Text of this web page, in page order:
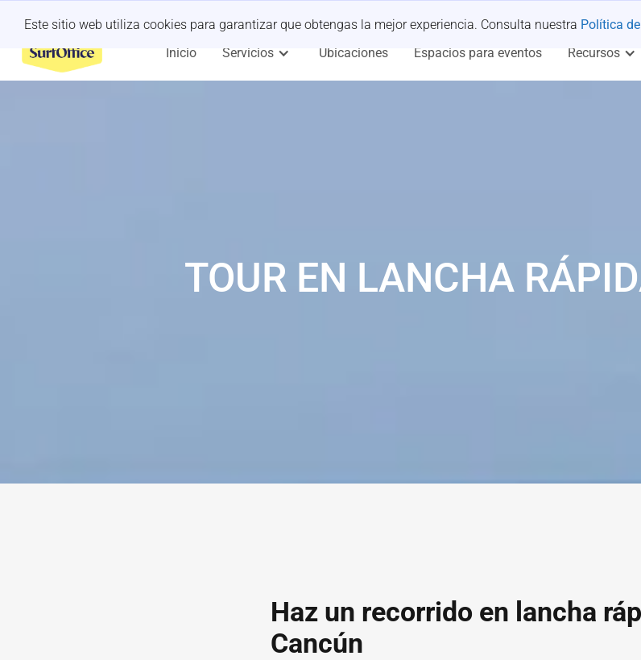
Este sitio web utiliza cookies para garantizar que obtengas la mejor experiencia. Consulta nuestra Política
Inicio Servicios Ubicaciones Espacios para eventos Recursos
TOUR EN LANCHA
Haz un recorrido en lancha
Cancún